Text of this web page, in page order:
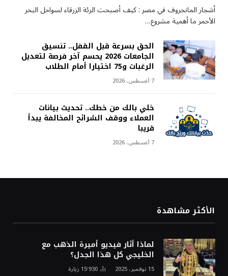
أشجار المانجروف في مصر : كيف أصبحت الرئة الزرقاء لسواحل البحر
الأحمر ما أهمية مشروع…
الحق بسرعة قبل القفل.. تنسيق
الجامعات 2026 يحسم آخر فرصة لتعديل
الرغبات و75 اختيارا أمام الطلاب
7 أغسطس، 2026
خلي بالك من خطك.. تحديث بيانات
العملاء ووقف الشرائح المخالفة يبدأ
قريبا
7 أغسطس، 2026
الأكثر مشاهدة
لماذا أثار فيديو أميرة الذهب مع
الخليجي كل هذا الجدل؟
15 نوفمبر، 2025 15٬930 زيارة